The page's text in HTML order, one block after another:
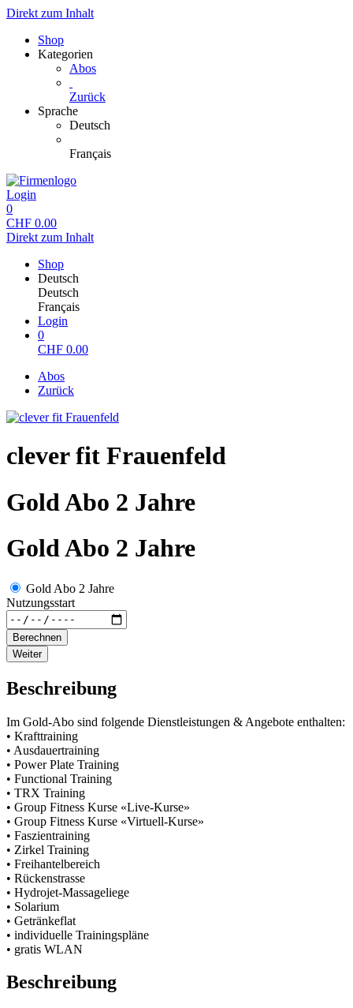
Direkt zum Inhalt
Shop
Kategorien
Abos
Zurück
Sprache
Deutsch
Français
Login
0
CHF 0.00
Direkt zum Inhalt
Shop
Deutsch
Deutsch
Français
Login
0
CHF 0.00
Abos
Zurück
clever fit Frauenfeld
Gold Abo 2 Jahre
Gold Abo 2 Jahre
Gold Abo 2 Jahre
Nutzungsstart
Berechnen
Weiter
Beschreibung
Im Gold-Abo sind folgende Dienstleistungen & Angebote enthalten:
• Krafttraining
• Ausdauertraining
• Power Plate Training
• Functional Training
• TRX Training
• Group Fitness Kurse «Live-Kurse»
• Group Fitness Kurse «Virtuell-Kurse»
• Faszientraining
• Zirkel Training
• Freihantelbereich
• Rückenstrasse
• Hydrojet-Massageliege
• Solarium
• Getränkeflat
• individuelle Trainingspläne
• gratis WLAN
Beschreibung